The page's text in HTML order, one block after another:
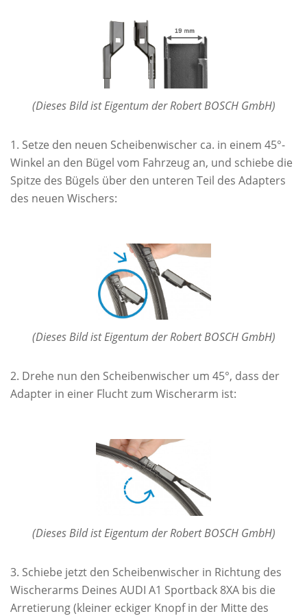
(Dieses Bild ist Eigentum der Robert BOSCH GmbH)
Setze den neuen Scheibenwischer ca. in einem 45°-
Winkel an den Bügel vom Fahrzeug an, und schiebe die
Spitze des Bügels über den unteren Teil des Adapters
des neuen Wischers:
(Dieses Bild ist Eigentum der Robert BOSCH GmbH)
Drehe nun den Scheibenwischer um 45°, dass der
Adapter in einer Flucht zum Wischerarm ist:
(Dieses Bild ist Eigentum der Robert BOSCH GmbH)
Schiebe jetzt den Scheibenwischer in Richtung des
Wischerarms Deines AUDI A1 Sportback 8XA bis die
Arretierung (kleiner eckiger Knopf in der Mitte des